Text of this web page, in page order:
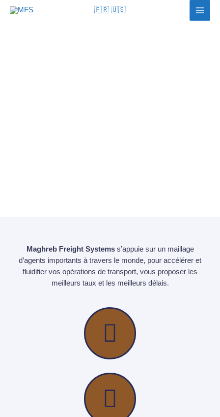
🇫🇷 🇺🇸
Maghreb Freight Systemss’appuie sur un maillage
d’agents importants à travers le monde, pour accélérer et
fluidifier vos opérations de transport, vous proposer les
meilleurs taux et les meilleurs délais.